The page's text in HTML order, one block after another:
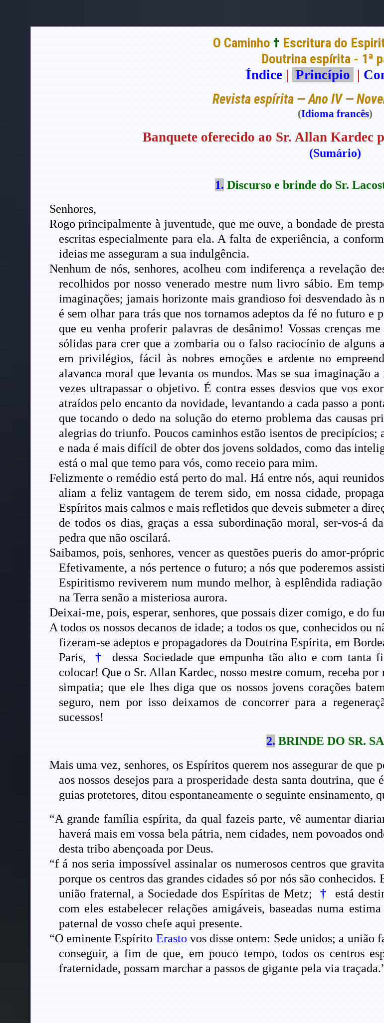
O Caminho † Escritura do
Doutrina espírita - 1ª
Índice | Princípio |
Revista espírita — Ano IV —
(Idioma francês)
Banquete oferecido ao Sr. Allan Kardec
(Sumário)
1. Discurso e brinde do Sr.
Senhores,
Rogo principalmente à juventude, que me ouve, a bondade de
escritas especialmente para ela. A falta de experiência, a
ideias me asseguram a sua indulgência.
Nenhum de nós, senhores, acolheu com indiferença a revelação
recolhidos por nosso venerado mestre num livro sábio. Em
imaginações; jamais horizonte mais grandioso foi desvendado às
é sem olhar para trás que nos tornamos adeptos da fé no futuro
que eu venha proferir palavras de desânimo! Vossas crenças
sólidas para crer que a zombaria ou o falso raciocínio de alguns
em privilégios, fácil às nobres emoções e ardente no
alavanca moral que levanta os mundos. Mas se sua imaginação
vezes ultrapassar o objetivo. É contra esses desvios que vos
atraídos pelo encanto da novidade, levantando a cada passo a
que tocando o dedo na solução do eterno problema das causas
alegrias do triunfo. Poucos caminhos estão isentos de
e nada é mais difícil de obter dos jovens soldados, como das
está o mal que temo para vós, como receio para mim.
Felizmente o remédio está perto do mal. Há entre nós, aqui
aliam a feliz vantagem de terem sido, em nossa cidade,
Espíritos mais calmos e mais refletidos que deveis submeter a
de todos os dias, graças a essa subordinação moral, ser-vos-á
pedra que não oscilará.
Saibamos, pois, senhores, vencer as questões pueris do amor-
Efetivamente, a nós pertence o futuro; a nós que poderemos
Espiritismo reviverem num mundo melhor, à esplêndida
na Terra senão a misteriosa aurora.
Deixai-me, pois, esperar, senhores, que possais dizer comigo, e do
A todos os nossos decanos de idade; a todos os que, conhecidos ou
fizeram-se adeptos e propagadores da Doutrina Espírita, em
Paris,
†
dessa Sociedade que empunha tão alto e com tanta
colocar! Que o Sr. Allan Kardec, nosso mestre comum, receba por
simpatia; que ele lhes diga que os nossos jovens corações
seguro, nem por isso deixamos de concorrer para a
sucessos!
2. BRINDE DO SR.
Mais uma vez, senhores, os Espíritos querem nos assegurar de que
aos nossos desejos para a prosperidade desta santa doutrina,
guias protetores, ditou espontaneamente o seguinte
“A grande família espírita, da qual fazeis parte, vê aumentar
haverá mais em vossa bela pátria, nem cidades, nem povoados
desta tribo abençoada por Deus.
“f á nos seria impossível assinalar os numerosos centros que
porque os centros das grandes cidades só por nós são
união fraternal, a Sociedade dos Espíritas de Metz;
†
está
com eles estabelecer relações amigáveis, baseadas numa
paternal de vosso chefe aqui presente.
“O eminente Espírito Erasto vos disse ontem: Sede unidos; a união
conseguir, a fim de que, em pouco tempo, todos os centros
fraternidade, possam marchar a passos de gigante pela via